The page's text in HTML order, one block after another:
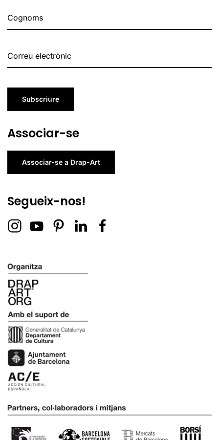
Subscriure
Associar-se
Associar-se a Drap-Art
Segueix-nos!